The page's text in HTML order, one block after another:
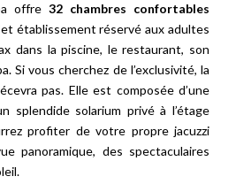
offre 32 chambres confortables
établissement réservé aux adultes
dans la piscine, le restaurant, son
Si vous cherchez de l’exclusivité, la
pas. Elle est composée d’une
splendide solarium privé à l’étage
profiter de votre propre jacuzzi
panoramique, des spectaculaires